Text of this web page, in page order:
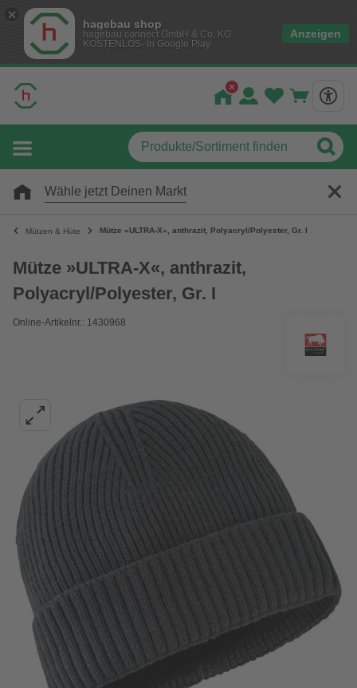
hagebau shop
hagebau connect GmbH & Co. KG
KOSTENLOS- In Google Play
Anzeigen
Wähle jetzt Deinen Markt
Mützen & Hüte Mütze »ULTRA-X«, anthrazit, Polyacryl/Polyester, Gr. I
Mütze »ULTRA-X«, anthrazit,
Polyacryl/Polyester, Gr. I
Online-Artikelnr.: 1430968